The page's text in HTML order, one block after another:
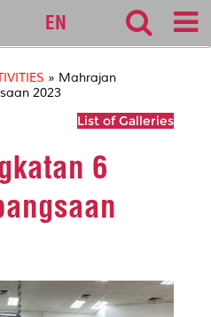
EN
» Mahrajan
2023
List of Galleries
6